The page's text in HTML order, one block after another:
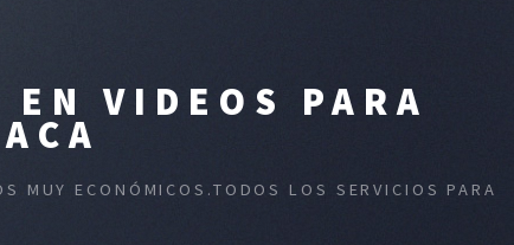
VIDEOS PARA
MUY ECONÓMICOS.TODOS LOS SERVICIOS PARA